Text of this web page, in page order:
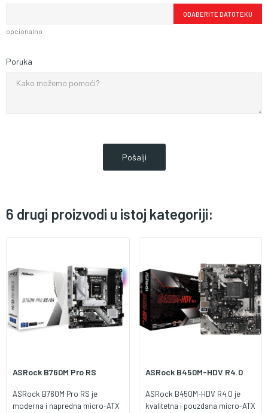
ODABERITE DATOTEKU
opcionalno
Poruka
6 drugi proizvodi u istoj kategoriji:
ASRock B760M Pro RS
ASRock B760M Pro RS je
moderna i napredna micro-ATX
ASRock B450M-HDV R4.0
ASRock B450M-HDV R4.0 je
kvalitetna i pouzdana micro-ATX